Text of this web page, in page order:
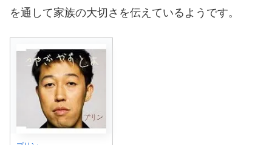
を通して家族の大切さを伝えているようです。